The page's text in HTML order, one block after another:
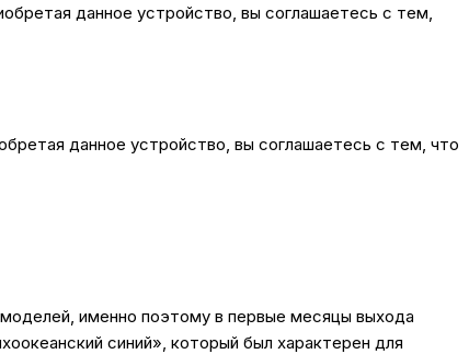
данное устройство, вы соглашаетесь с тем,
данное устройство, вы соглашаетесь с тем, что
именно поэтому в первые месяцы выхода
синий», который был характерен для